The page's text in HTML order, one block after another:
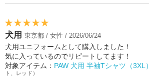
犬用 東京都 / 女性 / 2026/06/24
犬用ユニフォームとして購入しました！
気に入っているのでリピートしてます！
対象アイテム： PAW 犬用 半袖Tシャツ（3XL）
ト、レッド）